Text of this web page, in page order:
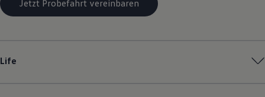
Transport
Familie
Jetzt Probefahrt vereinbaren
Life